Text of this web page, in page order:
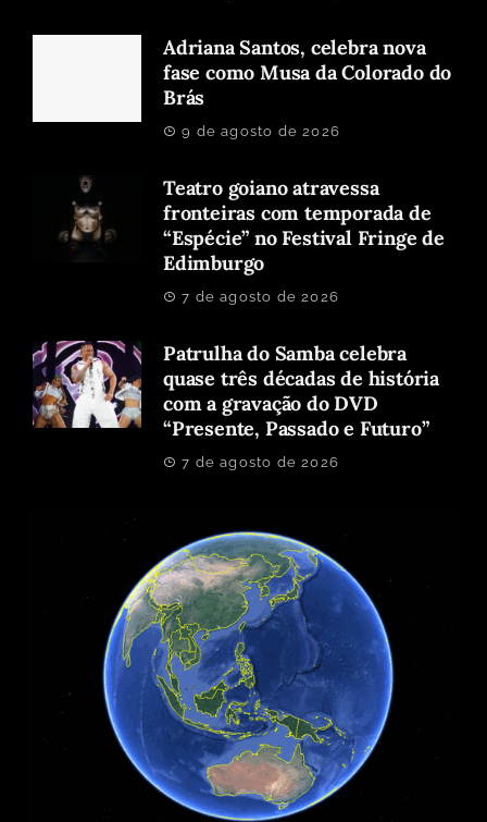
Adriana Santos, celebra nova
fase como Musa da Colorado do
Brás
9 de agosto de 2026
Teatro goiano atravessa
fronteiras com temporada de
“Espécie” no Festival Fringe de
Edimburgo
7 de agosto de 2026
Patrulha do Samba celebra
quase três décadas de história
com a gravação do DVD
“Presente, Passado e Futuro”
7 de agosto de 2026